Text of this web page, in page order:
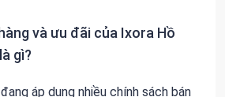
và ưu đãi của Ixora Hồ
gì?
áp dụng nhiều chính sách bán